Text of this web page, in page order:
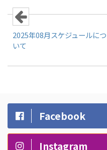
2025年08月スケジュールにつ
いて
Facebook
Instagram